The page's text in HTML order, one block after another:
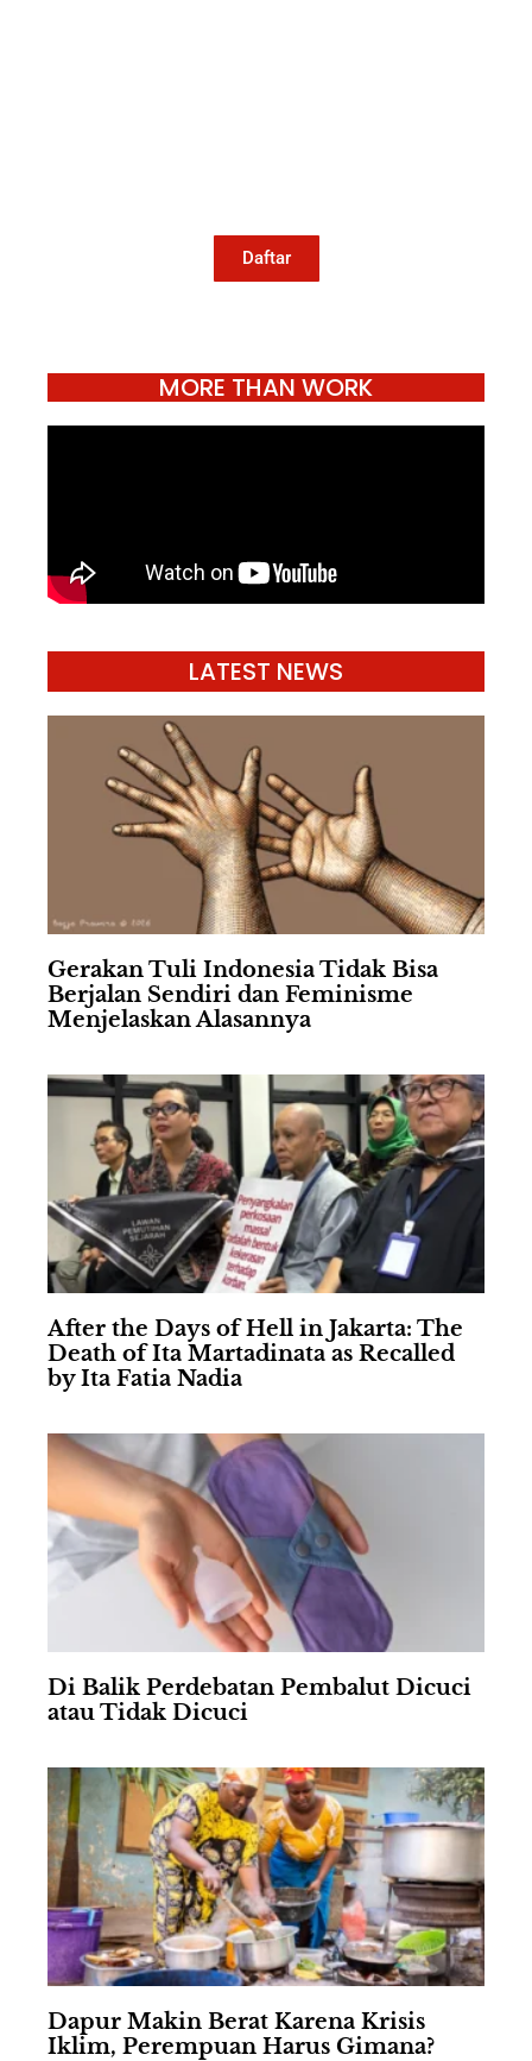
Daftar
MORE THAN WORK
LATEST NEWS
Gerakan Tuli Indonesia Tidak Bisa
Berjalan Sendiri dan Feminisme
Menjelaskan Alasannya
After the Days of Hell in Jakarta: The
Death of Ita Martadinata as Recalled
by Ita Fatia Nadia
Di Balik Perdebatan Pembalut Dicuci
atau Tidak Dicuci
Dapur Makin Berat Karena Krisis
Iklim, Perempuan Harus Gimana?